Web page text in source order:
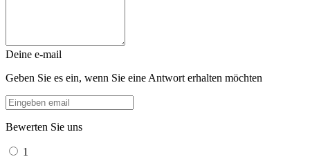
Deine e-mail
Geben Sie es ein, wenn Sie eine Antwort erhalten möchten
Bewerten Sie uns
1